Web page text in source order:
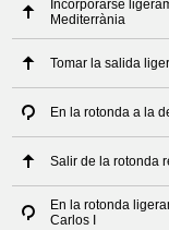
Incorporarse
Mediterrània
Tomar la salida
En la rotonda a la
Salir de la rotonda
En la rotonda
Carlos I